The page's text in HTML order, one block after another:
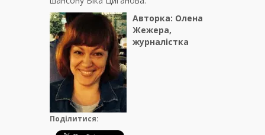
Авторка: Олена
Жежера,
журналістка
Поділитися: